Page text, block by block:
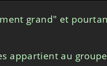
grand" et
appartient au